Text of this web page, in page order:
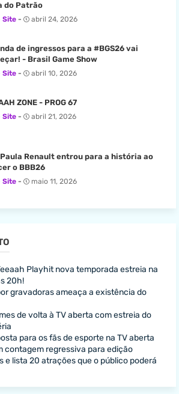
do Patrão
Site abril 24, 2026
de ingressos para a #BGS26 vai
- Brasil Game Show
Site abril 10, 2026
ZONE - PROG 67
Site abril 21, 2026
Renault entrou para a história ao
o BBB26
Site maio 11, 2026
Playhit nova temporada estreia na
20h!
gravadoras ameaça a existência do
de volta à TV aberta com estreia do
para os fãs de esporte na TV aberta
contagem regressiva para edição
e lista 20 atrações que o público poderá